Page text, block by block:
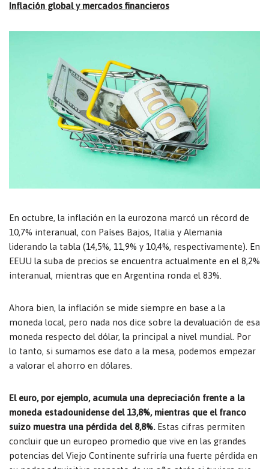
Inflación global y mercados financieros
En octubre, la inflación en la eurozona marcó un récord de
10,7% interanual, con Países Bajos, Italia y Alemania
liderando la tabla (14,5%, 11,9% y 10,4%, respectivamente). En
EEUU la suba de precios se encuentra actualmente en el 8,2%
interanual, mientras que en Argentina ronda el 83%.
Ahora bien, la inflación se mide siempre en base a la
moneda local, pero nada nos dice sobre la devaluación de esa
moneda respecto del dólar, la principal a nivel mundial. Por
lo tanto, si sumamos ese dato a la mesa, podemos empezar
a valorar el ahorro en dólares.
El euro, por ejemplo, acumula una depreciación frente a la
moneda estadounidense del 13,8%, mientras que el franco
suizo muestra una pérdida del 8,8%.Estas cifras permiten
concluir que un europeo promedio que vive en las grandes
potencias del Viejo Continente sufriría una fuerte pérdida en